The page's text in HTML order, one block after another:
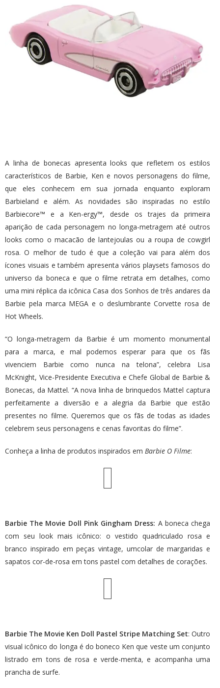
A linha de bonecas apresenta looks que refletem os estilos
característicos de Barbie, Ken e novos personagens do filme,
que eles conhecem em sua jornada enquanto exploram
Barbieland e além. As novidades são inspiradas no estilo
Barbiecore™ e a Ken-ergy™, desde os trajes da primeira
aparição de cada personagem no longa-metragem até outros
looks como o macacão de lantejoulas ou a roupa de cowgirl
rosa. O melhor de tudo é que a coleção vai para além dos
ícones visuais e também apresenta vários playsets famosos do
universo da boneca e que o filme retrata em detalhes, como
uma mini réplica da icônica Casa dos Sonhos de três andares da
Barbie pela marca MEGA e o deslumbrante Corvette rosa de
Hot Wheels.
“O longa-metragem da Barbie é um momento monumental
para a marca, e mal podemos esperar para que os fãs
vivenciem Barbie como nunca na telona”, celebra Lisa
McKnight, Vice-Presidente Executiva e Chefe Global de Barbie &
Bonecas, da Mattel. “A nova linha de brinquedos Mattel captura
perfeitamente a diversão e a alegria da Barbie que estão
presentes no filme. Queremos que os fãs de todas as idades
celebrem seus personagens e cenas favoritas do filme”.
Conheça a linha de produtos inspirados em Barbie O Filme:
Barbie The Movie Doll Pink Gingham Dress: A boneca chega
com seu look mais icônico: o vestido quadriculado rosa e
branco inspirado em peças vintage, umcolar de margaridas e
sapatos cor-de-rosa em tons pastel com detalhes de corações.
Barbie The Movie Ken Doll Pastel Stripe Matching Set: Outro
visual icônico do longa é do boneco Ken que veste um conjunto
listrado em tons de rosa e verde-menta, e acompanha uma
prancha de surfe.